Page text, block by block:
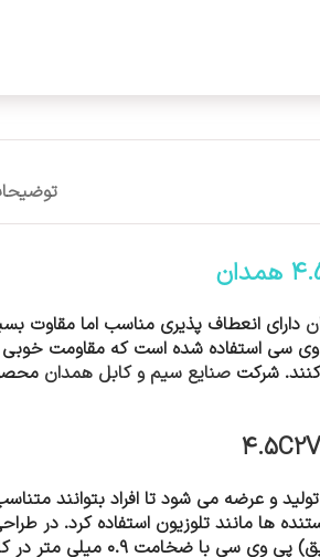
استفاده شده است که مقاومت خوبی را
شرکت صنایع سیم و کابل همدان
و عرضه می شود تا افراد بتوانند
ها مانند تلوزیون استفاده کرد. در
با ضخامت ۰.۹ میلی متر در